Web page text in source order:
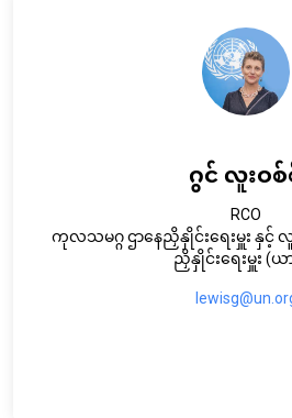
ဂွင် လူးဝစ်
RCO
ကုလသမဂ္ဂ ဌာနေညှိနှိုင်းရေးမှူး နှင့် လူ
ညှိနှိုင်းရေးမှူး (